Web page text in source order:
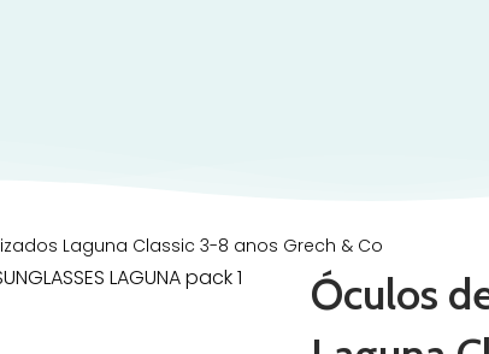
Laguna Classic 3-8 anos Grech & Co
Óculos